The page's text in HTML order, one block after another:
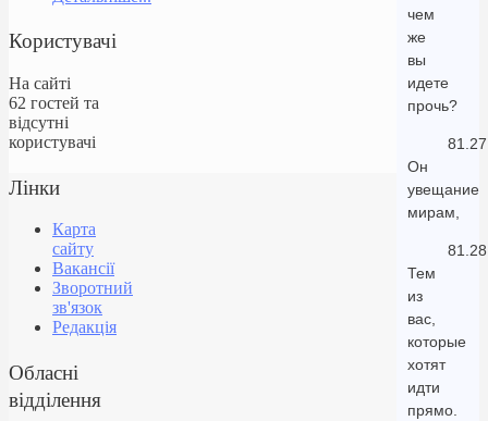
чем
же
вы
идете
прочь?
81.27
Он
увещание
мирам,
81.28
Тем
из
вас,
которые
хотят
идти
прямо.
Користувачі
На сайті
62 гостей та
відсутні
користувачі
Лінки
Карта
сайту
Вакансії
Зворотний
зв'язок
Редакція
Обласні
відділення